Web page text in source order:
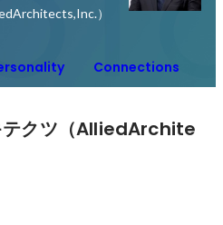
）
Connections
テクツ（AlliedArchite